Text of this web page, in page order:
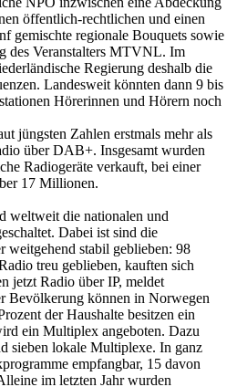
öffentlich-rechtlichen und einen
gemischte regionale Bouquets sowie
des Veranstalters MTVNL. Im
Regierung deshalb die
Landesweit könnten dann 9 bis
Hörerinnen und Hörern noch
jüngsten Zahlen erstmals mehr als
über DAB+. Insgesamt wurden
Radiogeräte verkauft, bei einer
17 Millionen.
weltweit die nationalen und
Dabei ist sind die
weitgehend stabil geblieben: 98
treu geblieben, kauften sich
jetzt Radio über IP, meldet
Bevölkerung können in Norwegen
der Haushalte besitzen ein
ein Multiplex angeboten. Dazu
sieben lokale Multiplexe. In ganz
empfangbar, 15 davon
im letzten Jahr wurden